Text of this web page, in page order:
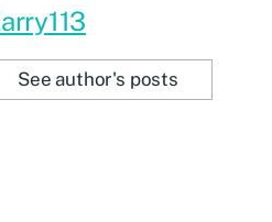
See author's posts